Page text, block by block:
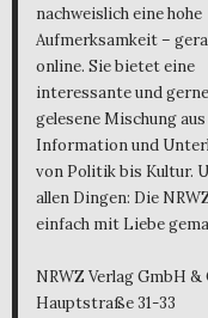
nachweislich eine hohe
Aufmerksamkeit –
online. Sie bietet eine
interessante und gerne
gelesene Mischung aus
Information und
von Politik bis Kultur.
allen Dingen: Die
einfach mit Liebe
NRWZ Verlag GmbH &
Hauptstraße 31-33